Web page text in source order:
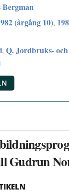
(årgång 10),
,Q. Jordbruks- och
Gudrun